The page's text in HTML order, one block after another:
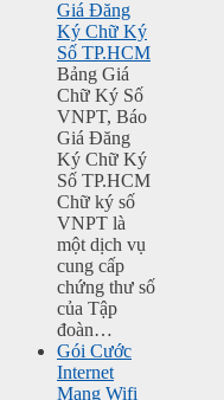
Giá Đăng
Ký Chữ Ký
Số TP.HCM
Bảng Giá
Chữ Ký Số
VNPT, Báo
Giá Đăng
Ký Chữ Ký
Số TP.HCM
Chữ ký số
VNPT là
một dịch vụ
cung cấp
chứng thư số
của Tập
đoàn…
Gói Cước
Internet
Mạng Wifi